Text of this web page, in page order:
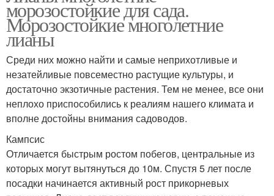
морозостойкие для сада.
Морозостойкие многолетние
лианы
Среди них можно найти и самые неприхотливые и
незатейливые повсеместно растущие культуры, и
достаточно экзотичные растения. Тем не менее, все они
неплохо приспособились к реалиям нашего климата и
вполне достойны внимания садоводов.
Кампсис
Отличается быстрым ростом побегов, центральные из
которых могут вытянуться до 10м. Спустя 5 лет после
посадки начинается активный рост прикорневых